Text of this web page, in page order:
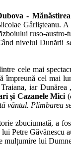
-
Gârlişteanu.
ruso-austro-
nivelul Dunării
cele mai
împreună cel mai
iar
și Cazanele Mici (
vântul. Plimbarea
zbuciumată, a
Petre Găvănescu
mulțumire lui